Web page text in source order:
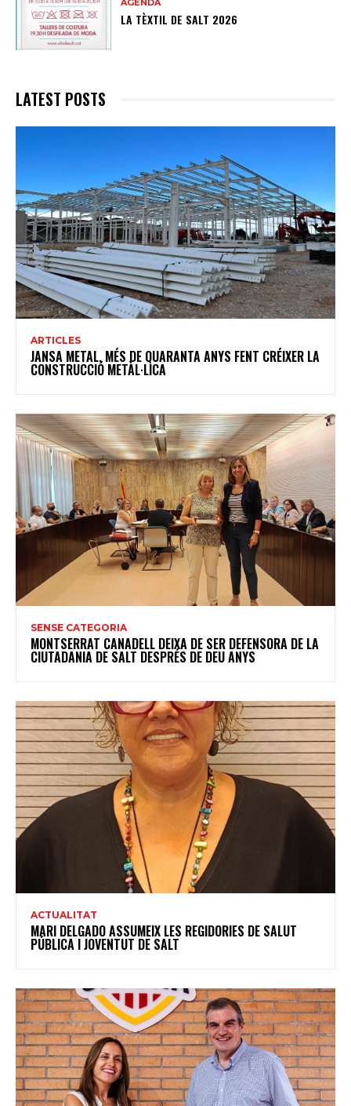
AGENDA
LA TÈXTIL DE SALT 2026
LATEST POSTS
ARTICLES
JANSA METAL, MÉS DE QUARANTA ANYS FENT CRÉIXER LA
CONSTRUCCIÓ METÀL·LICA
SENSE CATEGORIA
MONTSERRAT CANADELL DEIXA DE SER DEFENSORA DE LA
CIUTADANIA DE SALT DESPRÉS DE DEU ANYS
ACTUALITAT
MARI DELGADO ASSUMEIX LES REGIDORIES DE SALUT
PÚBLICA I JOVENTUT DE SALT